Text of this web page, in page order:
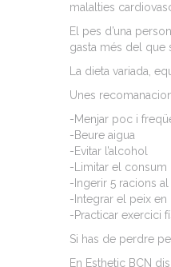
malalties
El pes d’una
gasta més del que
La dieta variada,
Unes
-Menjar poc i
-Beure aigua
-Evitar l’alcohol
-Limitar el consum
-Ingerir 5 racions
-Integrar el peix en
-Practicar exercici
Si has de perdre
En Esthetic BCN